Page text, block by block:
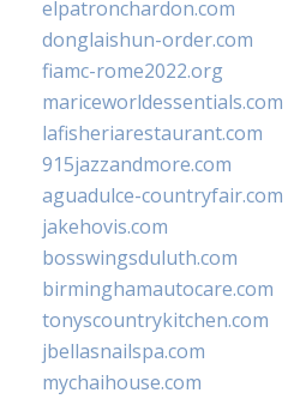
elpatronchardon.com
donglaishun-order.com
fiamc-rome2022.org
mariceworldessentials.com
lafisheriarestaurant.com
915jazzandmore.com
aguadulce-countryfair.com
jakehovis.com
bosswingsduluth.com
birminghamautocare.com
tonyscountrykitchen.com
jbellasnailspa.com
mychaihouse.com